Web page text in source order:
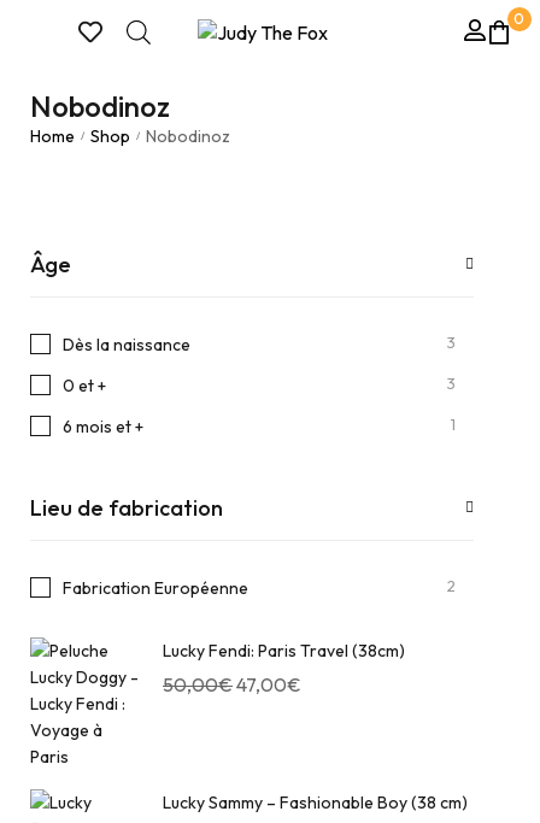
0
Nobodinoz
Home / Shop / Nobodinoz
Âge
Dès la naissance 3
0 et + 3
6 mois et + 1
Lieu de fabrication
Fabrication Européenne 2
Lucky Fendi: Paris Travel (38cm)
50,00€47,00€
Lucky Sammy – Fashionable Boy (38 cm)